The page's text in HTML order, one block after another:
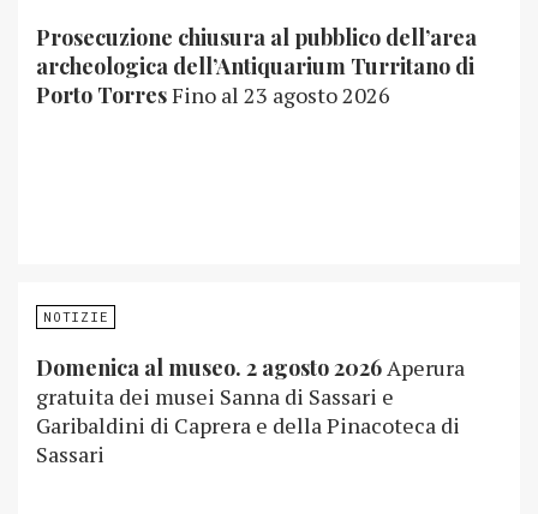
Prosecuzione chiusura al pubblico dell’area
archeologica dell’Antiquarium Turritano di
Porto TorresFino al 23 agosto 2026
NOTIZIE
Domenica al museo. 2 agosto 2026Aperura
gratuita dei musei Sanna di Sassari e
Garibaldini di Caprera e della Pinacoteca di
Sassari